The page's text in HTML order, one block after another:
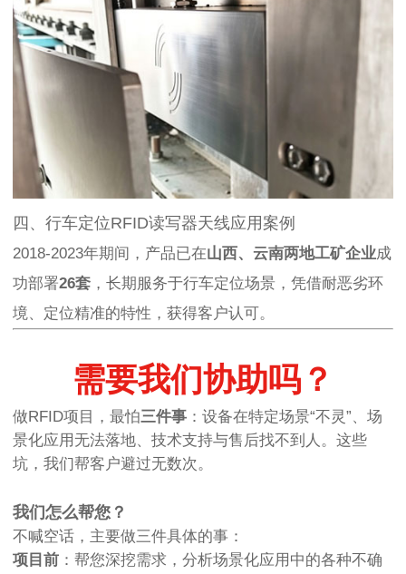
四、行车定位RFID读写器天线应用案例
2018-2023年期间，产品已在山西、云南两地工矿企业成
功部署26套 ，长期服务于行车定位场景，凭借耐恶劣环
境、定位精准的特性，获得客户认可。
需要我们协助吗？
做RFID项目，最怕三件事 ：设备在特定场景“不灵”、场
景化应用无法落地、技术支持与售后找不到人。这些
坑，我们帮客户避过无数次。
我们怎么帮您？
不喊空话，主要做三件具体的事：
项目前 ：帮您深挖需求，分析场景化应用中的各种不确